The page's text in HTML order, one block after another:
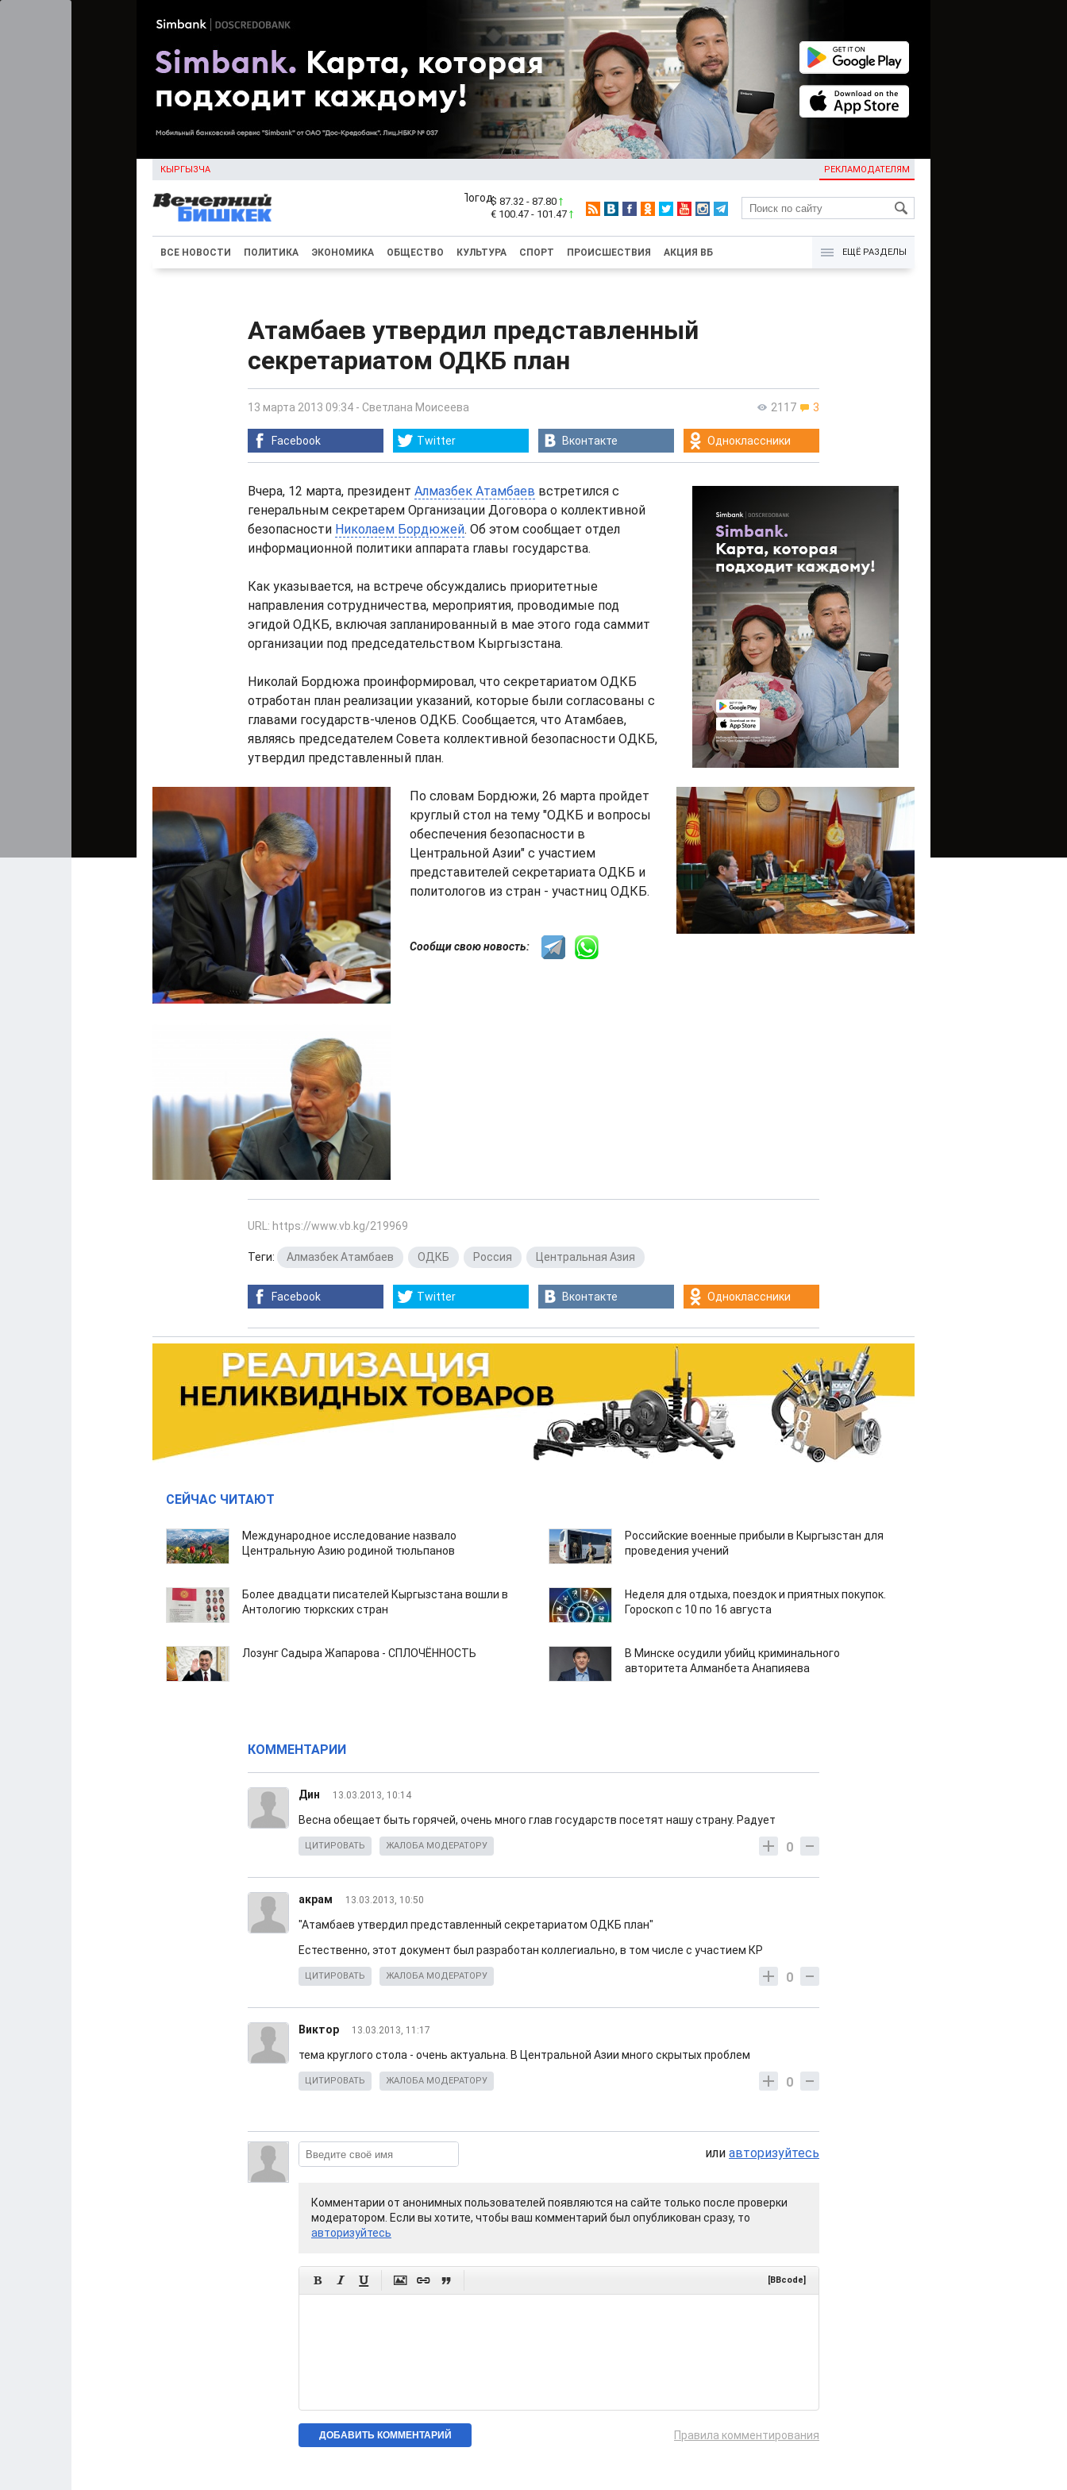
КЫРГЫЗЧА РЕКЛАМОДАТЕЛЯМ
KG
$ 87.32 - 87.80
€ 100.47 - 101.47
ВСЕ НОВОСТИ ПОЛИТИКА ЭКОНОМИКА ОБЩЕСТВО КУЛЬТУРА СПОРТ ПРОИСШЕСТВИЯ АКЦИЯ ВБ ЕЩЁ РАЗДЕЛЫ
Атамбаев утвердил представленный
секретариатом ОДКБ план
2117 3
13 марта 2013 09:34 - Светлана Моисеева
Facebook Twitter Вконтакте Одноклассники
Вчера, 12 марта, президент Алмазбек Атамбаев встретился с
генеральным секретарем Организации Договора о коллективной
безопасности Николаем Бордюжей. Об этом сообщает отдел
информационной политики аппарата главы государства.
Как указывается, на встрече обсуждались приоритетные
направления сотрудничества, мероприятия, проводимые под
эгидой ОДКБ, включая запланированный в мае этого года саммит
организации под председательством Кыргызстана.
Николай Бордюжа проинформировал, что секретариатом ОДКБ
отработан план реализации указаний, которые были согласованы с
главами государств-членов ОДКБ. Сообщается, что Атамбаев,
являясь председателем Совета коллективной безопасности ОДКБ,
утвердил представленный план.
По словам Бордюжи, 26 марта пройдет
круглый стол на тему "ОДКБ и вопросы
обеспечения безопасности в
Центральной Азии" с участием
представителей секретариата ОДКБ и
политологов из стран - участниц ОДКБ.
Сообщи свою новость:
URL: https://www.vb.kg/219969
Теги: Алмазбек Атамбаев ОДКБ Россия Центральная Азия
Facebook Twitter Вконтакте Одноклассники
СЕЙЧАС ЧИТАЮТ
Международное исследование назвало
Центральную Азию родиной тюльпанов
Российские военные прибыли в Кыргызстан для
проведения учений
Более двадцати писателей Кыргызстана вошли в
Антологию тюркских стран
Неделя для отдыха, поездок и приятных покупок.
Гороскоп с 10 по 16 августа
Лозунг Садыра Жапарова - СПЛОЧЁННОСТЬ
В Минске осудили убийц криминального
авторитета Алманбета Анапияева
КОММЕНТАРИИ
Дин 13.03.2013, 10:14
Весна обещает быть горячей, очень много глав государств посетят нашу страну. Радует
0
ЦИТИРОВАТЬ ЖАЛОБА МОДЕРАТОРУ
акрам 13.03.2013, 10:50
"Атамбаев утвердил представленный секретариатом ОДКБ план"
Естественно, этот документ был разработан коллегиально, в том числе с участием КР
0
ЦИТИРОВАТЬ ЖАЛОБА МОДЕРАТОРУ
Виктор 13.03.2013, 11:17
тема круглого стола - очень актуальна. В Центральной Азии много скрытых проблем
0
ЦИТИРОВАТЬ ЖАЛОБА МОДЕРАТОРУ
или авторизуйтесь
Комментарии от анонимных пользователей появляются на сайте только после проверки
модератором. Если вы хотите, чтобы ваш комментарий был опубликован сразу, то
авторизуйтесь
      [BBcode]
Правила комментирования